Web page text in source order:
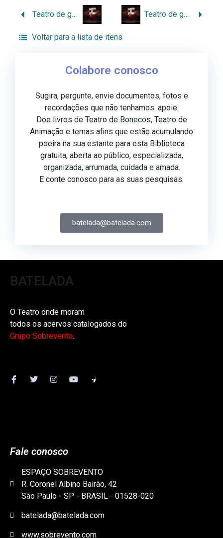
Teatro de grupo na cidade de São Paulo e na grande São Paulo: criações coletivas, sentidos e manifestações em processos de lutas e de travessias Teatro de grupo na cidade de São Paulo e na grande São Paulo: criações coletivas, sentidos e manifestações em processos de lutas e de travessias
Voltar para a lista de itens
Colabore conosco
Sugira, pergunte, envie documentos, fotos e
recordações que não tenhamos: apoie.
Doe livros de Teatro de Bonecos, Teatro de
Animação e temas afins que estão acumulando
poeira na sua estante para esta Biblioteca
gratuita, aberta ao público, especializada,
organizada, arrumada, cuidada e amada.
E conte conosco para as suas pesquisas.
batelada@batelada.com
BATELADA
O Teatro onde moram
todos os acervos catalogados do
Grupo Sobrevento.
Fale conosco
ESPAÇO SOBREVENTO
R. Coronel Albino Bairão, 42
São Paulo - SP - BRASIL - 01528-020
batelada@batelada.com
www.sobrevento.com